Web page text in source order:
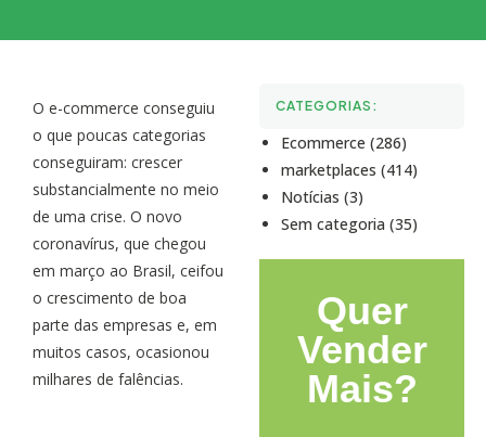
O e-commerce conseguiu
o que poucas categorias
conseguiram: crescer
substancialmente no meio
de uma crise. O novo
coronavírus, que chegou
em março ao Brasil, ceifou
o crescimento de boa
parte das empresas e, em
muitos casos, ocasionou
milhares de falências.
CATEGORIAS:
Ecommerce (286)
marketplaces (414)
Notícias (3)
Sem categoria (35)
Quer
Vender
Mais?